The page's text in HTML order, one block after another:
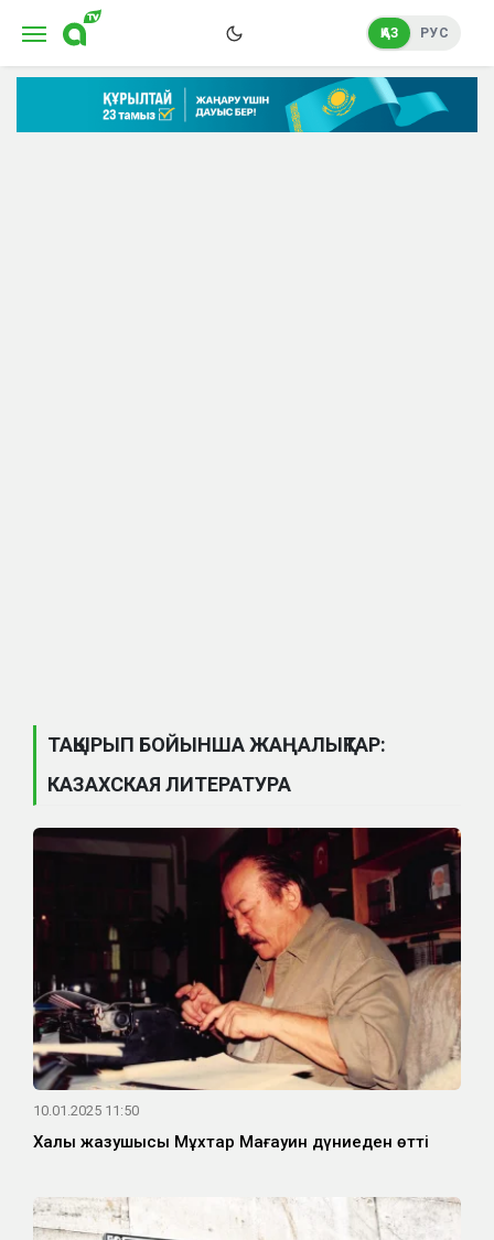
ҚАЗ РУС
ТАҚЫРЫП БОЙЫНША ЖАҢАЛЫҚТАР:
КАЗАХСКАЯ ЛИТЕРАТУРА
10.01.2025 11:50
Халық жазушысы Мұхтар Мағауин дүниеден өтті